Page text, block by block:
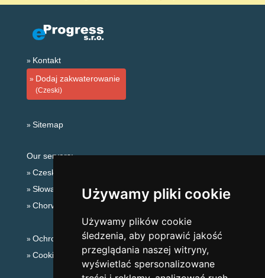
Używamy pliki cookie
Używamy plików cookie
śledzenia, aby poprawić jakość
przeglądania naszej witryny,
wyświetlać spersonalizowane
Kontakt
Dodaj zakwaterowanie
(Czeski)
Sitemap
Our servers:
Czeskie Góry
Słowackie góry
Chorwacja
Ochrona prywatności
Cookies